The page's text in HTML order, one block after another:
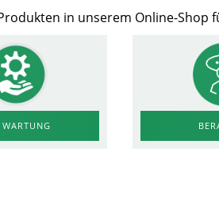
in unserem Online-
WARTUNG